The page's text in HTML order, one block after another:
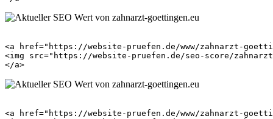
<a href="https://website-pruefen.de/www/zahnarzt-
<img src="https://website-pruefen.de/seo-score/
<a href="https://website-pruefen.de/www/zahnarzt-